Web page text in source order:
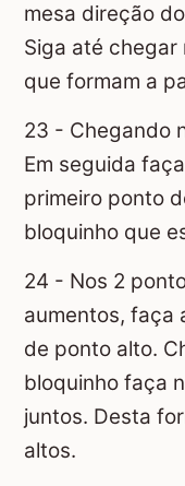
mesa direção
Siga até
que formam a
23 - Chegando
Em seguida
primeiro ponto
bloquinho que
24 - Nos 2
aumentos, faça
de ponto alto.
bloquinho faça
juntos. Desta
altos.